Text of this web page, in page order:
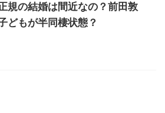
規の結婚は間近なの？前田敦
どもが半同棲状態？